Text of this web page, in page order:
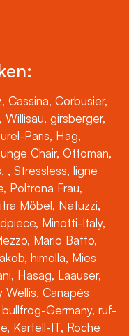
Cassina, Corbusier,
girsberger,
Paris, Hag,
Chair, Ottoman,
, Stressless, ligne
Poltrona Frau,
Möbel, Natuzzi,
Minotti-Italy,
Mario Batto,
himolla, Mies
Hasag, Laauser,
Wellis, Canapés
Germany, ruf-
Kartell-IT, Roche